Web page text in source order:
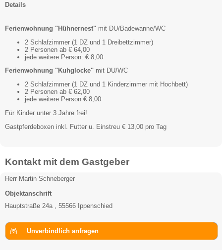
Details
Ferienwohnung "Hühnernest" mit DU/Badewanne/WC
2 Schlafzimmer (1 DZ und 1 Dreibettzimmer)
2 Personen ab € 64,00
jede weitere Person: € 8,00
Ferienwohnung "Kuhglocke" mit DU/WC
2 Schlafzimmer (1 DZ und 1 Kinderzimmer mit Hochbett)
2 Personen ab € 62,00
jede weitere Person € 8,00
Für Kinder unter 3 Jahre frei!
Gastpferdeboxen inkl. Futter u. Einstreu € 13,00 pro Tag
Kontakt mit dem Gastgeber
Herr Martin Schneberger
Objektanschrift
Hauptstraße 24a , 55566 Ippenschied
Unverbindlich anfragen